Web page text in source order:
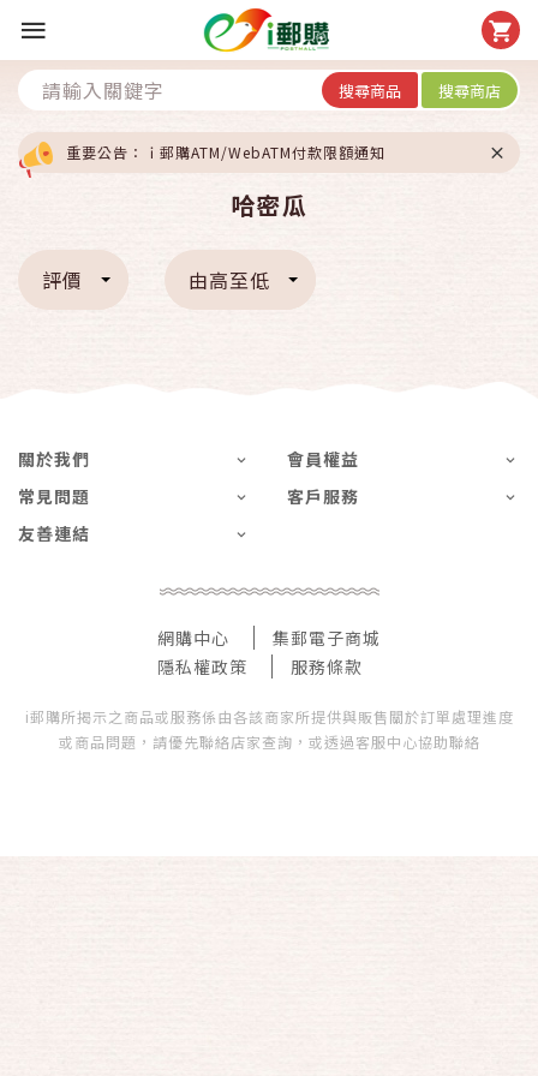
搜尋商品 搜尋商店
重要公告：ｉ郵購ATM/WebATM付款限額通知
哈密瓜
評價 由高至低
關於我們
會員權益
常見問題
客戶服務
友善連結
網購中心
集郵電子商城
隱私權政策
服務條款
i郵購所揭示之商品或服務係由各該商家所提供與販售關於訂單處理進度
或商品問題，請優先聯絡店家查詢，或透過客服中心協助聯絡